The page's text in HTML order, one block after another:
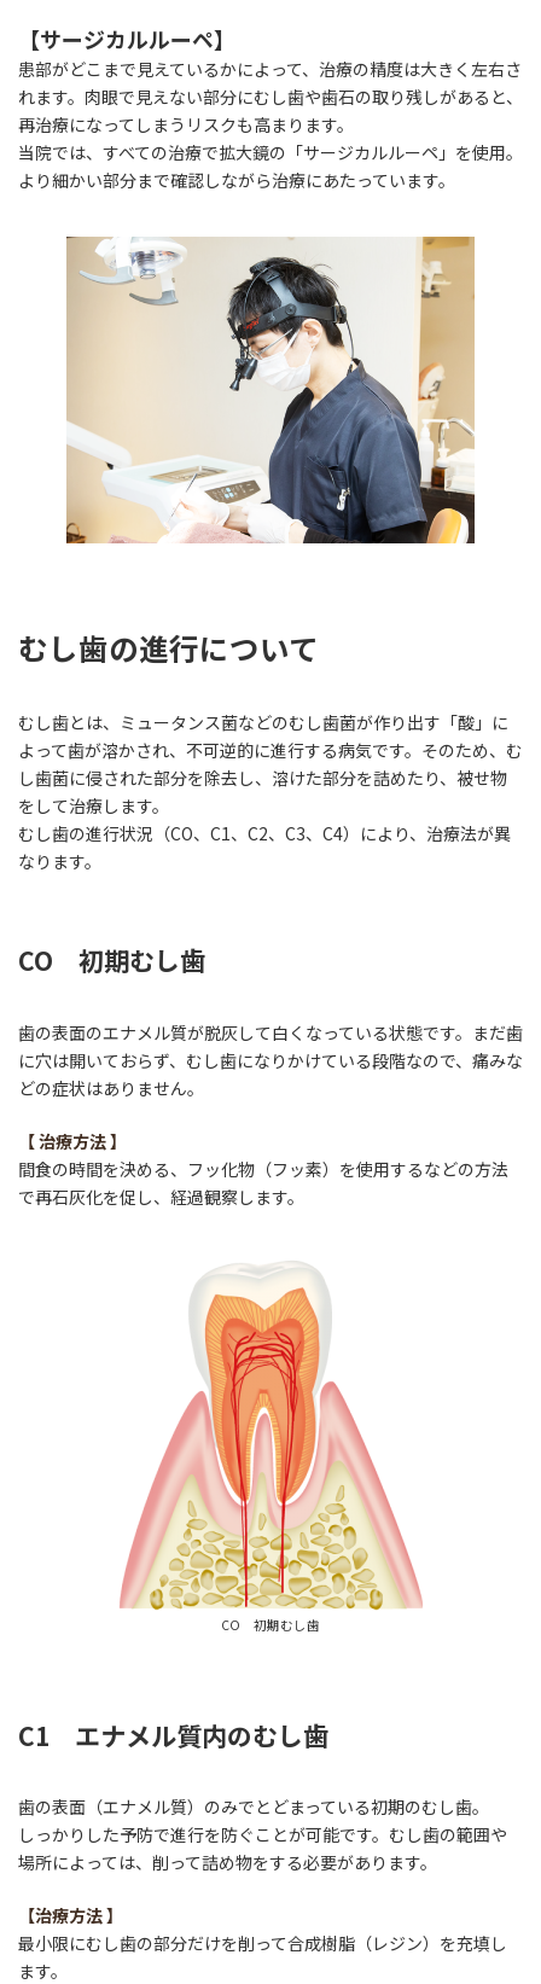
【サージカルルーペ】
患部がどこまで見えているかによって、治療の精度は大きく左右さ
れます。肉眼で見えない部分にむし歯や歯石の取り残しがあると、
再治療になってしまうリスクも高まります。
当院では、すべての治療で拡大鏡の「サージカルルーペ」を使用。
より細かい部分まで確認しながら治療にあたっています。
むし歯の進行について
むし歯とは、ミュータンス菌などのむし歯菌が作り出す「酸」に
よって歯が溶かされ、不可逆的に進行する病気です。そのため、む
し歯菌に侵された部分を除去し、溶けた部分を詰めたり、被せ物
をして治療します。
むし歯の進行状況（CO、C1、C2、C3、C4）により、治療法が異
なります。
CO 初期むし歯
歯の表面のエナメル質が脱灰して白くなっている状態です。まだ歯
に穴は開いておらず、むし歯になりかけている段階なので、痛みな
どの症状はありません。
【 治療方法】
間食の時間を決める、フッ化物（フッ素）を使用するなどの方法
で再石灰化を促し、経過観察します。
CO 初期むし歯
C1 エナメル質内のむし歯
歯の表面（エナメル質）のみでとどまっている初期のむし歯。
しっかりした予防で進行を防ぐことが可能です。むし歯の範囲や
場所によっては、削って詰め物をする必要があります。
【治療方法】
最小限にむし歯の部分だけを削って合成樹脂（レジン）を充填し
ます。